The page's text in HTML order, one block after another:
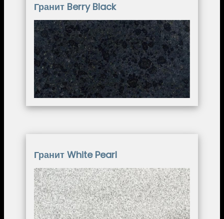
Гранит Berry Black
Image
Гранит White Pearl
Image